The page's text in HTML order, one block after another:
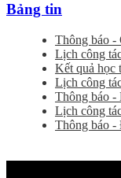
Bảng tin
Thông báo -
Lịch công
Kết quả học
Lịch công
Thông báo -
Lịch công
Thông báo -